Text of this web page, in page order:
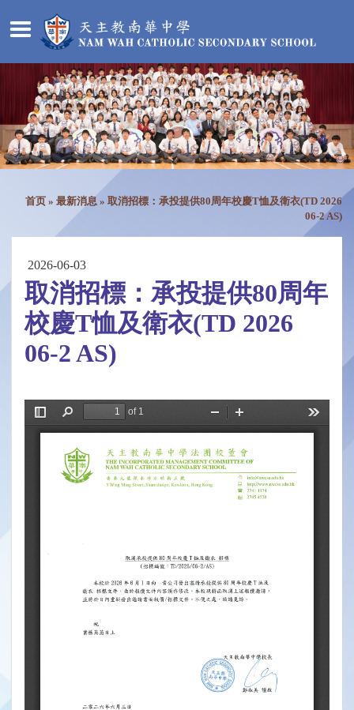
首页 » 最新消息 » 取消招標：承投提供80周年校慶T恤及衛衣(TD 2026
06-2 AS)
2026-06-03
取消招標：承投提供80周年
校慶T恤及衛衣(TD 2026
06-2 AS)